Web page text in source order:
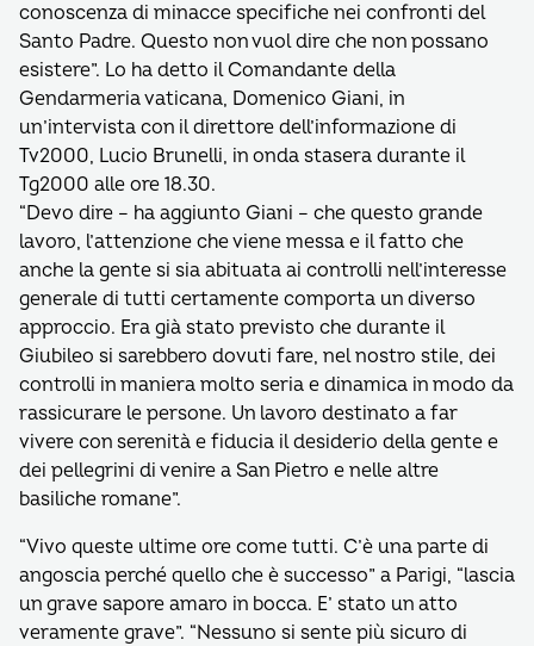
conoscenza di minacce specifiche nei confronti del
Santo Padre. Questo non vuol dire che non possano
esistere”. Lo ha detto il Comandante della
Gendarmeria vaticana, Domenico Giani, in
un’intervista con il direttore dell’informazione di
Tv2000, Lucio Brunelli, in onda stasera durante il
Tg2000 alle ore 18.30.
“Devo dire – ha aggiunto Giani – che questo grande
lavoro, l’attenzione che viene messa e il fatto che
anche la gente si sia abituata ai controlli nell’interesse
generale di tutti certamente comporta un diverso
approccio. Era già stato previsto che durante il
Giubileo si sarebbero dovuti fare, nel nostro stile, dei
controlli in maniera molto seria e dinamica in modo da
rassicurare le persone. Un lavoro destinato a far
vivere con serenità e fiducia il desiderio della gente e
dei pellegrini di venire a San Pietro e nelle altre
basiliche romane”.
“Vivo queste ultime ore come tutti. C’è una parte di
angoscia perché quello che è successo” a Parigi, “lascia
un grave sapore amaro in bocca. E’ stato un atto
veramente grave”. “Nessuno si sente più sicuro di